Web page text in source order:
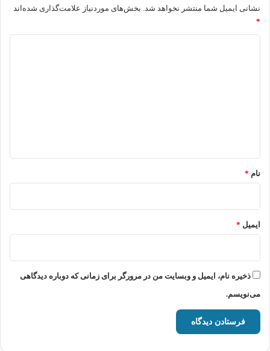
نشانی ایمیل شما منتشر نخواهد شد. بخش‌های موردنیاز علامت‌گذاری شده‌اند
*
نام *
ایمیل *
ذخیره نام، ایمیل و وبسایت من در مرورگر برای زمانی که دوباره دیدگاهی
می‌نویسم.